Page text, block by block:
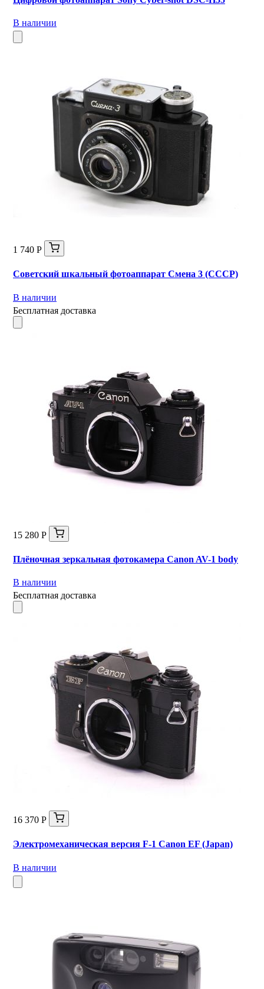
В наличии
1 740 Р
Советский шкальный фотоаппарат Смена 3 (СССР)
В наличии
Бесплатная доставка
15 280 Р
Плёночная зеркальная фотокамера Canon AV-1 body
В наличии
Бесплатная доставка
16 370 Р
Электромеханическая версия F-1 Canon EF (Japan)
В наличии